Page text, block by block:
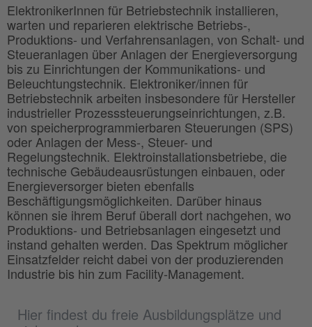
Hier findest du freie Ausbildungsplätze und
ElektronikerInnen für Betriebstechnik installieren,
warten und reparieren elektrische Betriebs-,
Produktions- und Verfahrensanlagen, von Schalt- und
Steueranlagen über Anlagen der Energieversorgung
bis zu Einrichtungen der Kommunikations- und
Beleuchtungstechnik. Elektroniker/innen für
Betriebstechnik arbeiten insbesondere für Hersteller
industrieller Prozesssteuerungseinrichtungen, z.B.
von speicherprogrammierbaren Steuerungen (SPS)
oder Anlagen der Mess-, Steuer- und
Regelungstechnik. Elektroinstallationsbetriebe, die
technische Gebäudeausrüstungen einbauen, oder
Energieversorger bieten ebenfalls
Beschäftigungsmöglichkeiten. Darüber hinaus
können sie ihrem Beruf überall dort nachgehen, wo
Produktions- und Betriebsanlagen eingesetzt und
instand gehalten werden. Das Spektrum möglicher
Einsatzfelder reicht dabei von der produzierenden
Industrie bis hin zum Facility-Management.